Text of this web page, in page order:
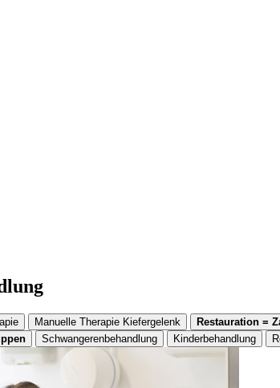
Manuelle Therapie Kiefergelenk Restauration =
Schwangerenbehandlung Kinderbehandlung